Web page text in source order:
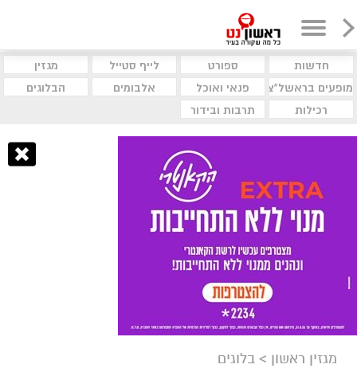
חדשות ספורט לייף סטייל
מגזין
מופעים בראשל"צ
פנאי ואוכל אלבומים
הבלוגים
רכילות
תרבות ובידור
מגזין ראשון > בלוגים